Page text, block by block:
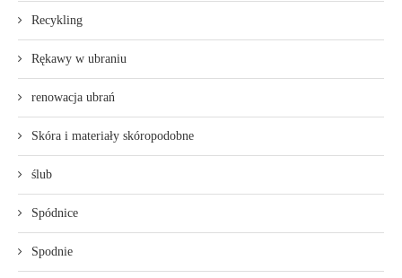
Recykling
Rękawy w ubraniu
renowacja ubrań
Skóra i materiały skóropodobne
ślub
Spódnice
Spodnie